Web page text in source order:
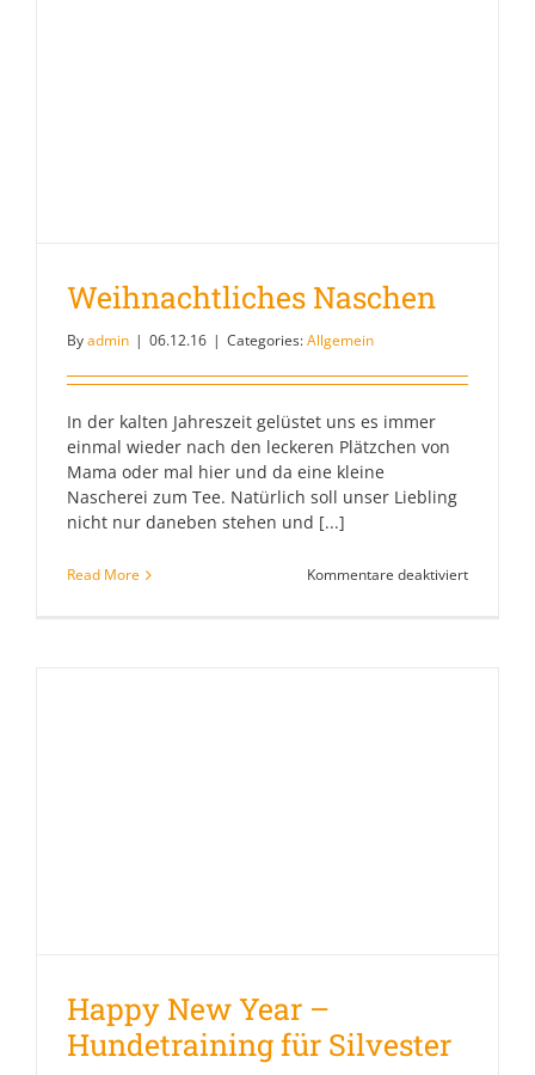
Weihnachtliches Naschen
Byadmin | 06.12.16 | Categories:Allgemein
In der kalten Jahreszeit gelüstet uns es immer
einmal wieder nach den leckeren Plätzchen von
Mama oder mal hier und da eine kleine
Nascherei zum Tee. Natürlich soll unser Liebling
nicht nur daneben stehen und [...]
Read More Kommentare deaktiviertfür
Happy New Year –
Hundetraining für Silvester